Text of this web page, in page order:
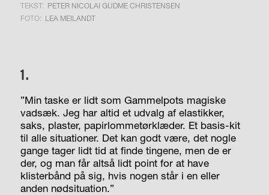
TEKST: PETER NICOLAI GUDME CHRISTENSEN
FOTO: LEA MEILANDT
1.
”Min taske er lidt som Gammelpots magiske
vadsæk. Jeg har altid et udvalg af elastikker,
saks, plaster, papirlommetørklæder. Et basis-kit
til alle situationer. Det kan godt være, det nogle
gange tager lidt tid at finde tingene, men de er
der, og man får altså lidt point for at have
klisterbånd på sig, hvis nogen står i en eller
anden nødsituation.”